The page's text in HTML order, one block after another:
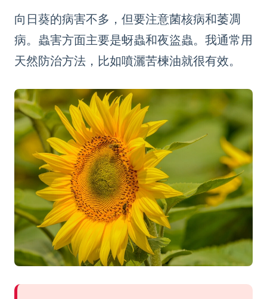
向日葵的病害不多，但要注意菌核病和萎凋
病。蟲害方面主要是蚜蟲和夜盜蟲。我通常用
天然防治方法，比如噴灑苦楝油就很有效。